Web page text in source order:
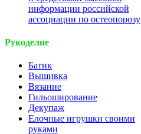
информации российской
ассоциации по остеопорозу
Рукоделие
Батик
Вышивка
Вязание
Гильоширование
Декупаж
Елочные игрушки своими
руками